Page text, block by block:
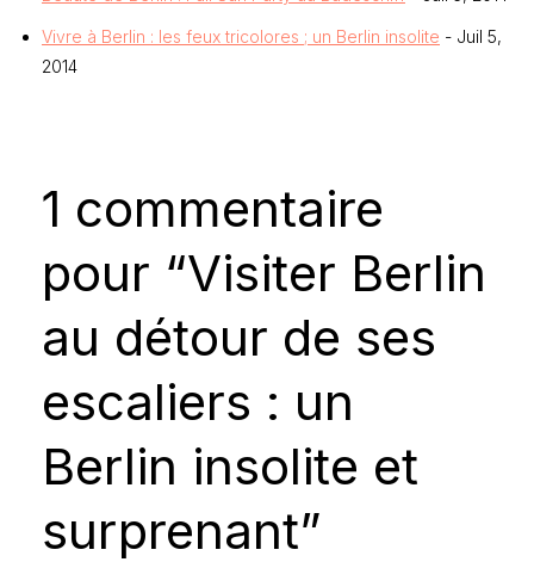
Vivre à Berlin : les feux tricolores ; un Berlin insolite - Juil 5,
2014
1 commentaire
pour “Visiter Berlin
au détour de ses
escaliers : un
Berlin insolite et
surprenant”